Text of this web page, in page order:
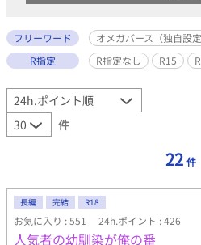
フリーワード
オメガバース（独自設定
R指定
R指定なし R15
件
22 件
長編 完結 R18
お気に入り : 551 24h.ポイント : 426
人気者の幼馴染が俺の番